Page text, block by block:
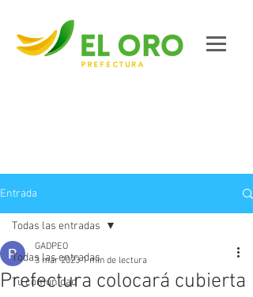
Entrada
Todas las entradas
Tu comunidad
Todas las entradas
Prefectura colocará cubierta
GADPEO
3 mar 2023 1 min de lectura